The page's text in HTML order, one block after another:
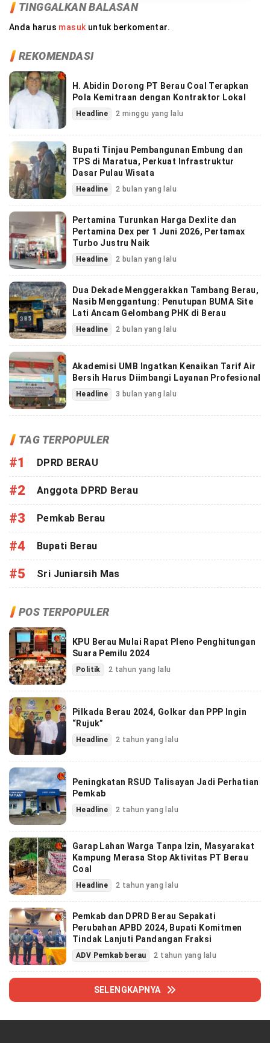
TINGGALKAN BALASAN
Anda harus masukuntuk berkomentar.
REKOMENDASI
H. Abidin Dorong PT Berau Coal Terapkan
Pola Kemitraan dengan Kontraktor Lokal
Headline 2 minggu yang lalu
Bupati Tinjau Pembangunan Embung dan
TPS di Maratua, Perkuat Infrastruktur
Dasar Pulau Wisata
Headline 2 bulan yang lalu
Pertamina Turunkan Harga Dexlite dan
Pertamina Dex per 1 Juni 2026, Pertamax
Turbo Justru Naik
Headline 2 bulan yang lalu
Dua Dekade Menggerakkan Tambang Berau,
Nasib Menggantung: Penutupan BUMA Site
Lati Ancam Gelombang PHK di Berau
Headline 2 bulan yang lalu
Akademisi UMB Ingatkan Kenaikan Tarif Air
Bersih Harus Diimbangi Layanan Profesional
Headline 3 bulan yang lalu
TAG TERPOPULER
#1 DPRD BERAU
#2 Anggota DPRD Berau
#3 Pemkab Berau
#4 Bupati Berau
#5 Sri Juniarsih Mas
POS TERPOPULER
KPU Berau Mulai Rapat Pleno Penghitungan
Suara Pemilu 2024
Politik 2 tahun yang lalu
Pilkada Berau 2024, Golkar dan PPP Ingin
“Rujuk”
Headline 2 tahun yang lalu
Peningkatan RSUD Talisayan Jadi Perhatian
Pemkab
Headline 2 tahun yang lalu
Garap Lahan Warga Tanpa Izin, Masyarakat
Kampung Merasa Stop Aktivitas PT Berau
Coal
Headline 2 tahun yang lalu
Pemkab dan DPRD Berau Sepakati
Perubahan APBD 2024, Bupati Komitmen
Tindak Lanjuti Pandangan Fraksi
ADV Pemkab berau 2 tahun yang lalu
SELENGKAPNYA